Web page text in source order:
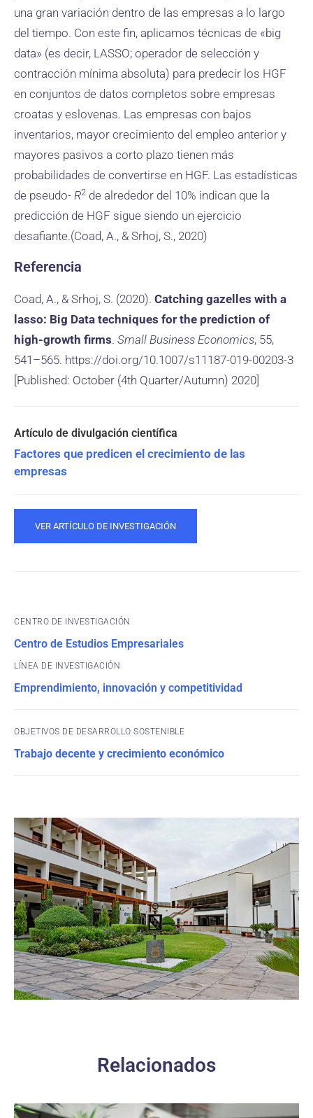
una gran variación dentro de las empresas a lo largo
del tiempo. Con este fin, aplicamos técnicas de «big
data» (es decir, LASSO; operador de selección y
contracción mínima absoluta) para predecir los HGF
en conjuntos de datos completos sobre empresas
croatas y eslovenas. Las empresas con bajos
inventarios, mayor crecimiento del empleo anterior y
mayores pasivos a corto plazo tienen más
probabilidades de convertirse en HGF. Las estadísticas
de pseudo- R2 de alrededor del 10% indican que la
predicción de HGF sigue siendo un ejercicio
desafiante.(Coad, A., & Srhoj, S., 2020)
Referencia
Coad, A., & Srhoj, S. (2020). Catching gazelles with a
lasso: Big Data techniques for the prediction of
high-growth firms. Small Business Economics, 55,
541–565. https://doi.org/10.1007/s11187-019-00203-3
[Published: October (4th Quarter/Autumn) 2020]
Factores que predicen el crecimiento de las
empresas
VER ARTÍCULO DE INVESTIGACIÓN
CENTRO DE INVESTIGACIÓN
Centro de Estudios Empresariales
Emprendimiento, innovación y competitividad
OBJETIVOS DE DESARROLLO SOSTENIBLE
Trabajo decente y crecimiento económico
Relacionados